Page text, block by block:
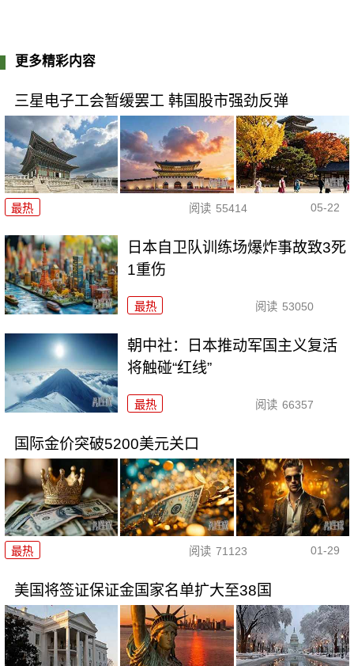
更多精彩内容
三星电子工会暂缓罢工 韩国股市强劲反弹
最热 阅读 55414 05-22
日本自卫队训练场爆炸事故致3死
1重伤
最热 阅读 53050
朝中社：日本推动军国主义复活
将触碰“红线”
最热 阅读 66357
国际金价突破5200美元关口
最热 阅读 71123 01-29
美国将签证保证金国家名单扩大至38国